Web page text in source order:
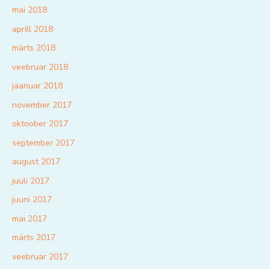
mai 2018
aprill 2018
märts 2018
veebruar 2018
jaanuar 2018
november 2017
oktoober 2017
september 2017
august 2017
juuli 2017
juuni 2017
mai 2017
märts 2017
veebruar 2017